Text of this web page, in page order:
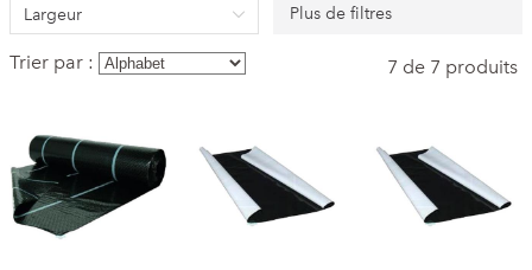
Largeur
Plus de filtres
Trier par : 7 de 7 produits